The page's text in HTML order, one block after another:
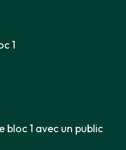
1
1 avec un public